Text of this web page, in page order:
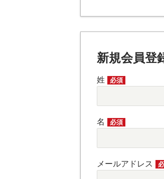
新規会員登
姓 必須
名 必須
メールアドレス